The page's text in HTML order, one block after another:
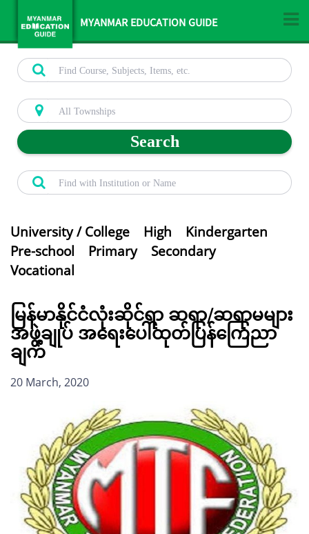
MYANMAR EDUCATION GUIDE
Search
University / College High
Kindergarten
Pre-school
Primary
Secondary
Vocational
မြန်မာနိုင်ငံလုံးဆိုင်ရာ ဆရာ/ဆရာမများ
အဖွဲ့ချုပ် အရေးပေါ်ထုတ်ပြန်ကြေညာ
ချက်
20 March, 2020